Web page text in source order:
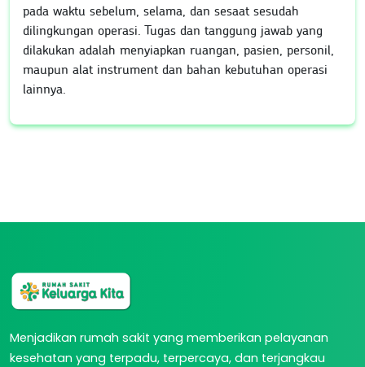
pada waktu sebelum, selama, dan sesaat sesudah
dilingkungan operasi. Tugas dan tanggung jawab yang
dilakukan adalah menyiapkan ruangan, pasien, personil,
maupun alat instrument dan bahan kebutuhan operasi
lainnya.
Menjadikan rumah sakit yang memberikan pelayanan
kesehatan yang terpadu, terpercaya, dan terjangkau